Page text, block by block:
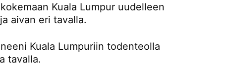
Kuala Lumpur uudelleen
aivan eri tavalla.
Kuala Lumpuriin todenteolla
tavalla.